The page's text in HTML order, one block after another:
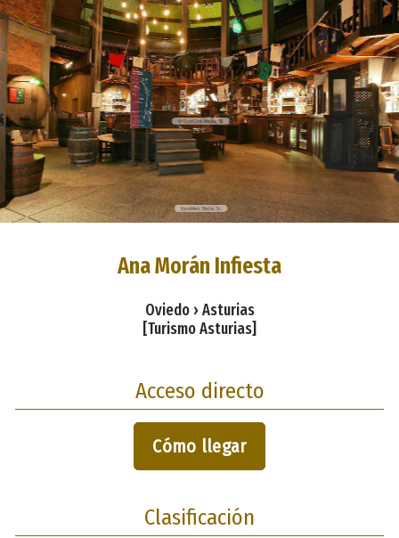
Ana Morán Infiesta
Oviedo › Asturias
[Turismo Asturias]
Acceso directo
Cómo llegar
Clasificación